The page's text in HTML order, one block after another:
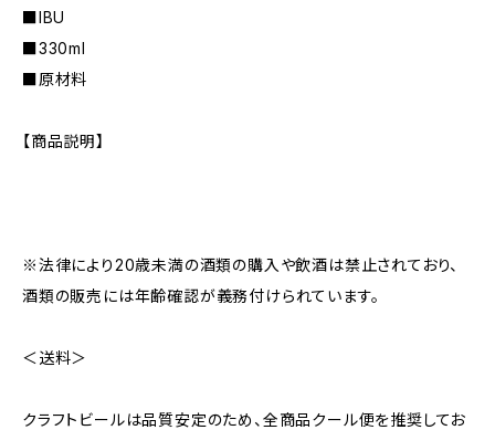
■IBU
■330ml
■原材料
【商品説明】
※法律により20歳未満の酒類の購入や飲酒は禁止されており、
酒類の販売には年齢確認が義務付けられています。
＜送料＞
クラフトビールは品質安定のため、全商品クール便を推奨してお